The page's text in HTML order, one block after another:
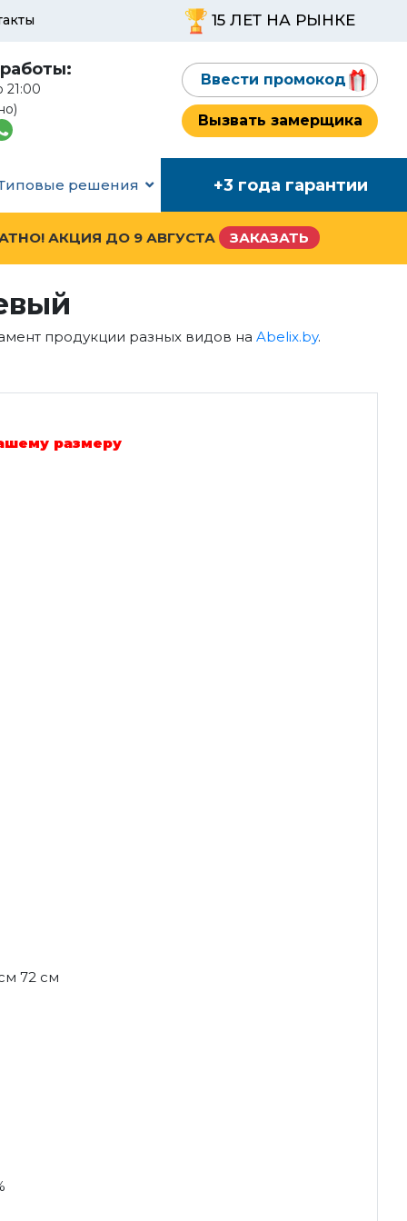
15 ЛЕТ НА РЫНКЕ
21:00
Ввести промокод
Вызвать замерщика
решения +3 года гарантии
АКЦИЯ ДО 9 АВГУСТА ЗАКАЗАТЬ
продукции разных видов на Abelix.by.
размеру
72 см